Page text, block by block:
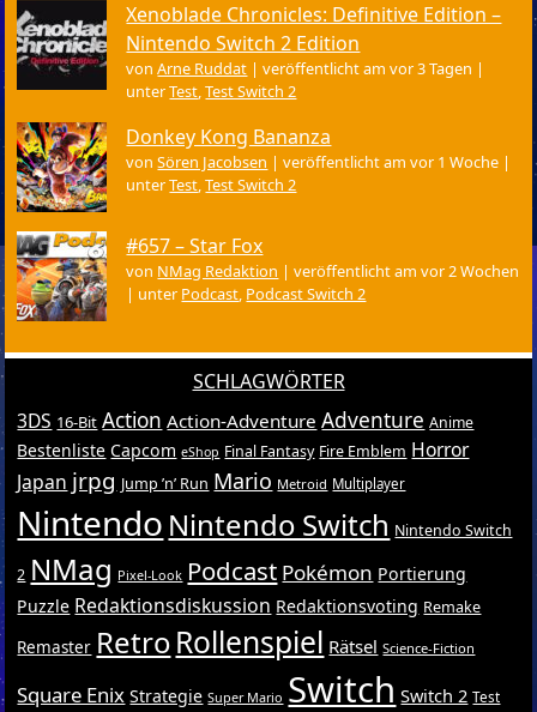
Xenoblade Chronicles: Definitive Edition –
Nintendo Switch 2 Edition
vonArne Ruddat |veröffentlicht am vor 3 Tagen |
unterTest,Test Switch 2
Donkey Kong Bananza
vonSören Jacobsen |veröffentlicht am vor 1 Woche |
unterTest,Test Switch 2
#657 – Star Fox
von NMag Redaktion |veröffentlicht am vor 2 Wochen
| unter Podcast, Podcast Switch 2
SCHLAGWÖRTER
3DS 16-Bit Action Action-Adventure Adventure Anime
Bestenliste Capcom eShop Final Fantasy Fire Emblem Horror
Japan jrpg Jump ’n’ Run Mario Metroid Multiplayer
Nintendo Nintendo Switch Nintendo Switch
2 NMag Pixel-Look Podcast Pokémon Portierung
Puzzle Redaktionsdiskussion Redaktionsvoting Remake
Remaster RetroRollenspiel Rätsel Science-Fiction
Square Enix Strategie Super Mario Switch Switch 2 Test